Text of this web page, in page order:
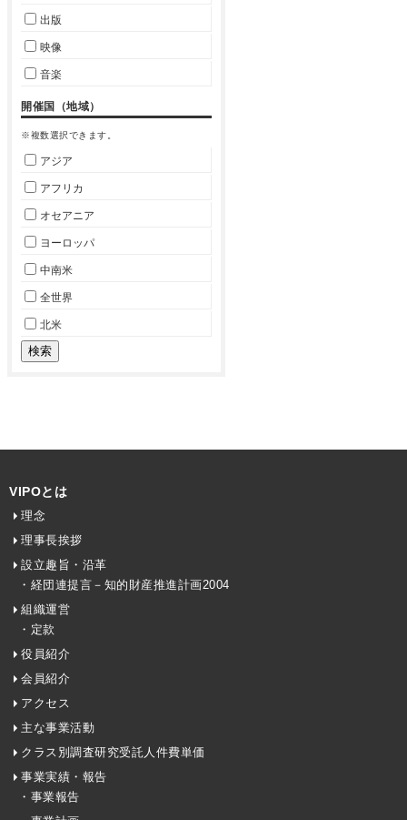
出版
映像
音楽
開催国（地域）
※複数選択できます。
アジア
アフリカ
オセアニア
ヨーロッパ
中南米
全世界
北米
VIPOとは
理念
理事長挨拶
設立趣旨・沿革
・経団連提言－知的財産推進計画2004
組織運営
・定款
役員紹介
会員紹介
アクセス
主な事業活動
クラス別調査研究受託人件費単価
事業実績・報告
・事業報告